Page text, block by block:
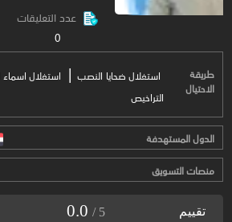
عدد التعليقات
0
طريقة
الاحتيال
استغلال ضحايا النصب | استغلال
التراخيص
الدول المستهدفة
منصات التسويق
تقييم 0.0 / 5